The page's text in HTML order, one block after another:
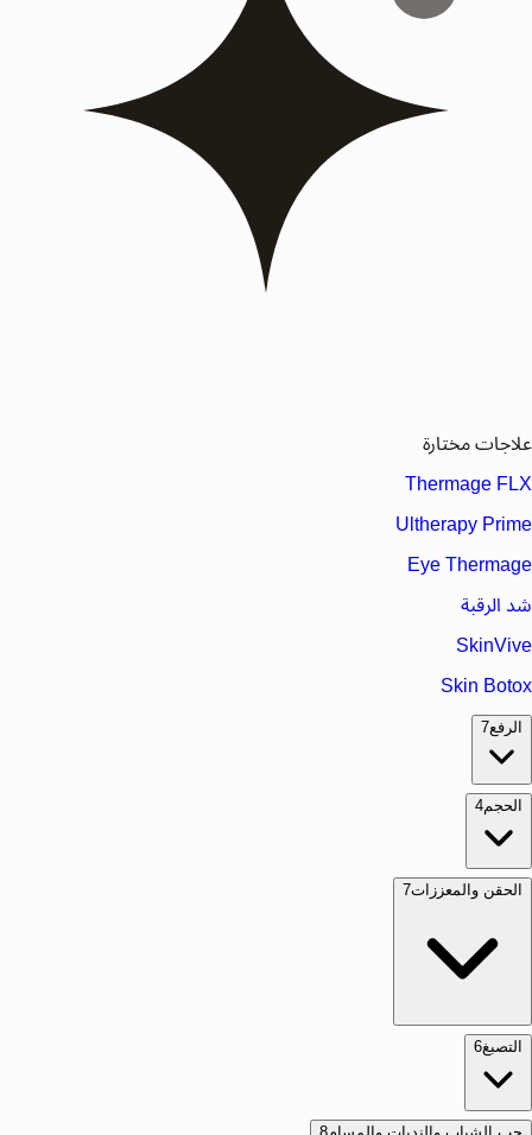
علاجات مختارة
Thermage FLX
Ultherapy Prime
Eye Thermage
شد الرقبة
SkinVive
Skin Botox
الرفع7
الحجم4
الحقن والمعززات7
التصبغ6